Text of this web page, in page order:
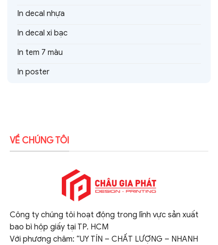
In decal nhựa
In decal xi bạc
In tem 7 màu
In poster
VỀ CHÚNG TÔI
Công ty chúng tôi hoạt động trong lĩnh vực sản xuất
bao bì hộp giấy tại TP. HCM
Với phương châm: “UY TÍN – CHẤT LƯỢNG – NHANH